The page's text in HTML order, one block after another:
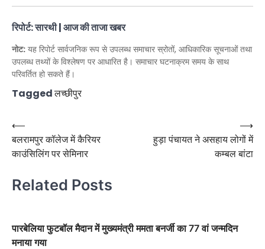
रिपोर्ट: सारथी | आज की ताजा खबर
नोट: यह रिपोर्ट सार्वजनिक रूप से उपलब्ध समाचार स्रोतों, आधिकारिक सूचनाओं तथा
उपलब्ध तथ्यों के विश्लेषण पर आधारित है। समाचार घटनाक्रम समय के साथ
परिवर्तित हो सकते हैं।
Taggedलच्छीपुर
Post
navigation
⟵
बलरामपुर कॉलेज में कैरियर
काउंसिलिंग पर सेमिनार
हुड़ा पंचायत ने असहाय लोगों में
कम्बल बांटा
⟶
Related Posts
पारबेलिया फुटबॉल मैदान में मुख्यमंत्री ममता बनर्जी का 77 वां जन्मदिन
मनाया गया